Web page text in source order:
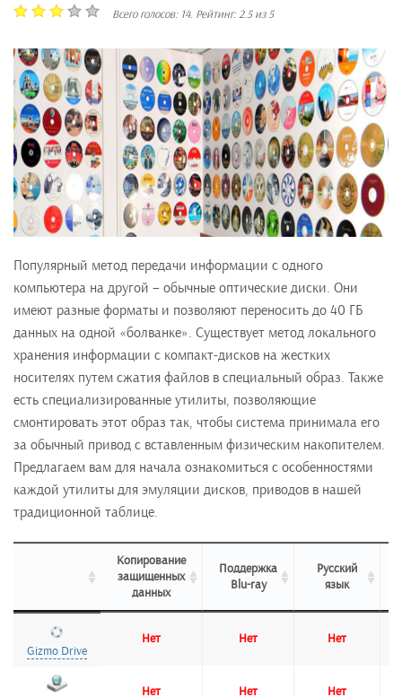
Всего голосов: 14. Рейтинг:2.5из5
Популярный метод передачи информации с одного
компьютера на другой – обычные оптические диски. Они
имеют разные форматы и позволяют переносить до 40 ГБ
данных на одной «болванке». Существует метод локального
хранения информации с компакт-дисков на жестких
носителях путем сжатия файлов в специальный образ. Также
есть специализированные утилиты, позволяющие
смонтировать этот образ так, чтобы система принимала его
за обычный привод с вставленным физическим накопителем.
Предлагаем вам для начала ознакомиться с особенностями
каждой утилиты для эмуляции дисков, приводов в нашей
традиционной таблице.
Копирование
защищенных
данных
Поддержка
Blu-ray
Русский
язык
защищенных
Blu-ray
язык
Gizmo Drive
Нет Нет Нет
Нет Нет Нет
Gizmo Drive